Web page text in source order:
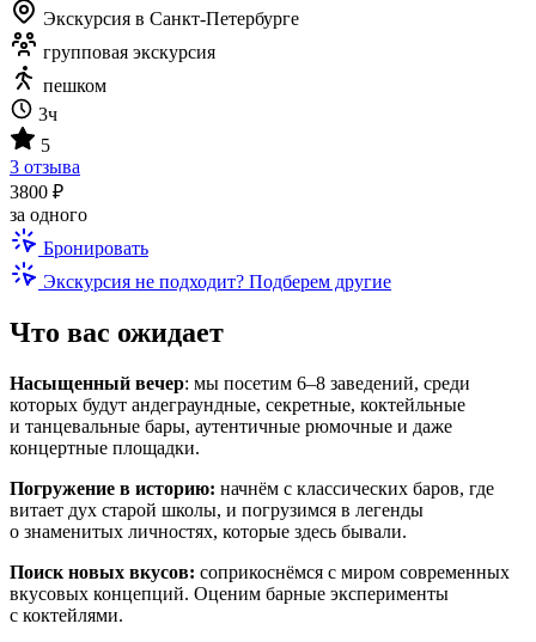
Экскурсия в Санкт-Петербурге
групповая экскурсия
пешком
3ч
5
3 отзыва
3800 ₽
за одного
Бронировать
Экскурсия не подходит? Подберем другие
Что вас ожидает
Насыщенный вечер: мы посетим 6–8 заведений, среди
которых будут андеграундные, секретные, коктейльные
и танцевальные бары, аутентичные рюмочные и даже
концертные площадки.
Погружение в историю: начнём с классических баров, где
витает дух старой школы, и погрузимся в легенды
о знаменитых личностях, которые здесь бывали.
Поиск новых вкусов: соприкоснёмся с миром современных
вкусовых концепций. Оценим барные эксперименты
с коктейлями.